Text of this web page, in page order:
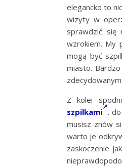
elegancko to
wizyty w
sprawdzić się
wzrokiem. My
mogą być
miasto.
Z kolei
szpilkami .
musisz znów
warto je
zaskoczenie